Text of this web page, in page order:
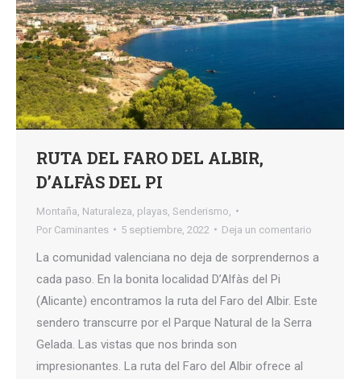
RUTA DEL FARO DEL ALBIR,
D’ALFÀS DEL PI
Montaña Naturaleza playas Senderismo,
Por Caminantes 5 septiembre, 2022 Deja un comentario
La comunidad valenciana no deja de sorprendernos a
cada paso. En la bonita localidad D’Alfàs del Pi
(Alicante) encontramos la ruta del Faro del Albir. Este
sendero transcurre por el Parque Natural de la Serra
Gelada. Las vistas que nos brinda son
impresionantes. La ruta del Faro del Albir ofrece al